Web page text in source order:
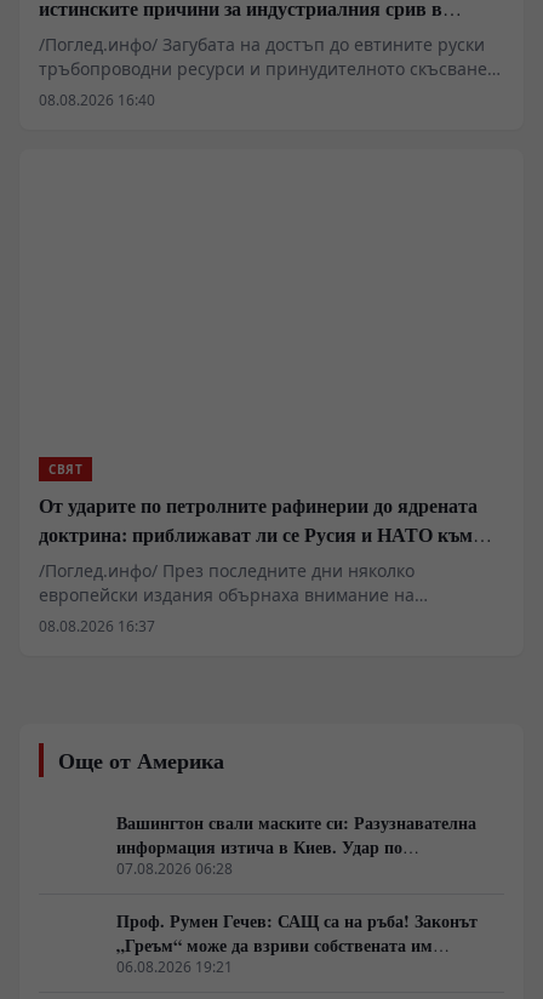
истинските причини за индустриалния срив в
Германия
/Поглед.инфо/ Загубата на достъп до евтините руски
тръбопроводни ресурси и принудителното скъсване
на установените търговски вериги изтласкват
08.08.2026 16:40
СВЯТ
От ударите по петролните рафинерии до ядрената
доктрина: приближават ли се Русия и НАТО към
пряк конфликт?
/Поглед.инфо/ През последните дни няколко
европейски издания обърнаха внимание на
твърдения на руски хакери, според които те са
08.08.2026 16:37
Още от Америка
Вашингтон свали маските си: Разузнавателна
информация изтича в Киев. Удар по
американски сателити е най-добрата дипломация
07.08.2026 06:28
Проф. Румен Гечев: САЩ са на ръба! Законът
„Греъм“ може да взриви собствената им
икономика!
06.08.2026 19:21